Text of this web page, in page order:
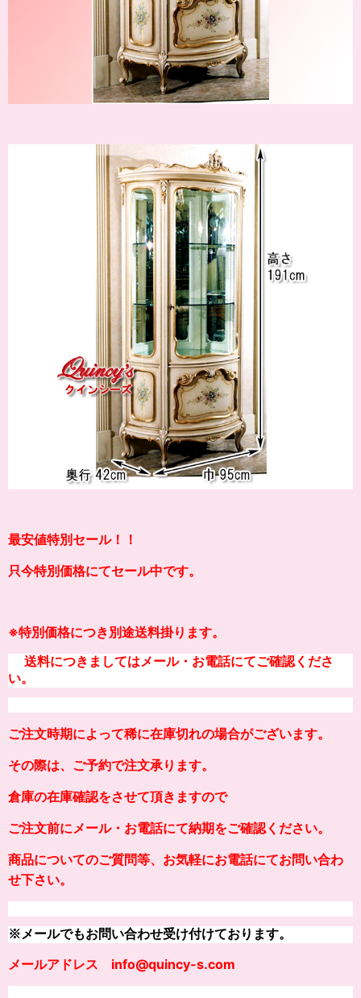
最安値特別セール！！
只今特別価格にてセール中です。
※特別価格につき別途送料掛り ます。
送料につきましてはメール・お電話にてご確認くださ
い。
ご注文時期によって稀に在庫切れの場合がございます。
その際は、ご予約で注文承ります。
倉庫の在庫確認をさせて頂きますので
ご注文前にメール・お電話にて納期をご確認ください。
商品についてのご質問等、お気軽にお電話にてお問い合わ
せ下さい。
※メールでもお問い合わせ受け付けております。
メールアドレス info@quincy-s.com